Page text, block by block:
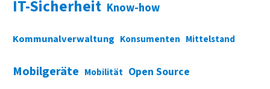
IT-Sicherheit Know-how
Kommunalverwaltung Konsumenten Mittelstand
Mobilgeräte Mobilität Open Source